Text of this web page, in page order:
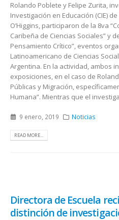
Rolando Poblete y Felipe Zurita,
Investigación en Educación (CIE)
O’Higgins, participaron de la 8va
Caribeña de Ciencias Sociales” y
Pensamiento Crítico”, eventos
Latinoamericano de Ciencias
Argentina. En la actividad, ambos
exposiciones, en el caso de
Públicas y Migración,
Humana”. Mientras que el
9 enero, 2019 Noticias
READ MORE...
Directora de Escuela
distinción de